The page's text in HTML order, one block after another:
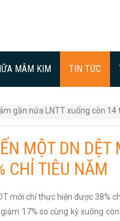
MÂM KIM TIN TỨC
gần nửa LNTT xuống còn
MỘT DN
CHỈ TIÊU NĂM
mới chỉ thực hiện được 38%
17% so cùng kỳ xuống